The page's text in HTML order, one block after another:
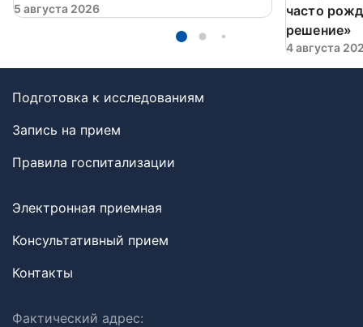
5 августа 2026
часто
решение»
4 августа
Подготовка к исследованиям
Запись на прием
Правила госпитализации
Электронная приемная
Консультативный прием
Контакты
Фактический адрес: